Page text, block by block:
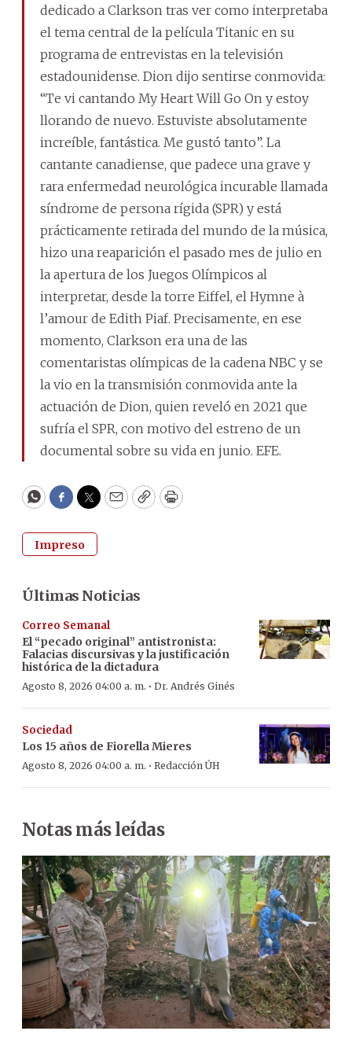
dedicado a Clarkson tras ver como interpretaba
el tema central de la película Titanic en su
programa de entrevistas en la televisión
estadounidense. Dion dijo sentirse conmovida:
“Te vi cantando My Heart Will Go On y estoy
llorando de nuevo. Estuviste absolutamente
increíble, fantástica. Me gustó tanto”. La
cantante canadiense, que padece una grave y
rara enfermedad neurológica incurable llamada
síndrome de persona rígida (SPR) y está
prácticamente retirada del mundo de la música,
hizo una reaparición el pasado mes de julio en
la apertura de los Juegos Olímpicos al
interpretar, desde la torre Eiffel, el Hymne à
l’amour de Edith Piaf. Precisamente, en ese
momento, Clarkson era una de las
comentaristas olímpicas de la cadena NBC y se
la vio en la transmisión conmovida ante la
actuación de Dion, quien reveló en 2021 que
sufría el SPR, con motivo del estreno de un
documental sobre su vida en junio. EFE.
WhatsApp
Facebook
Twitter
EmailCopyPrint
Impreso
Últimas Noticias
Correo Semanal
El “pecado original” antistronista:
Falacias discursivas y la justificación
histórica de la dictadura
Agosto 8, 2026 04:00 a. m. · Dr. Andrés Ginés
Sociedad
Los 15 años de Fiorella Mieres
Agosto 8, 2026 04:00 a. m. · Redacción ÚH
Notas más leídas